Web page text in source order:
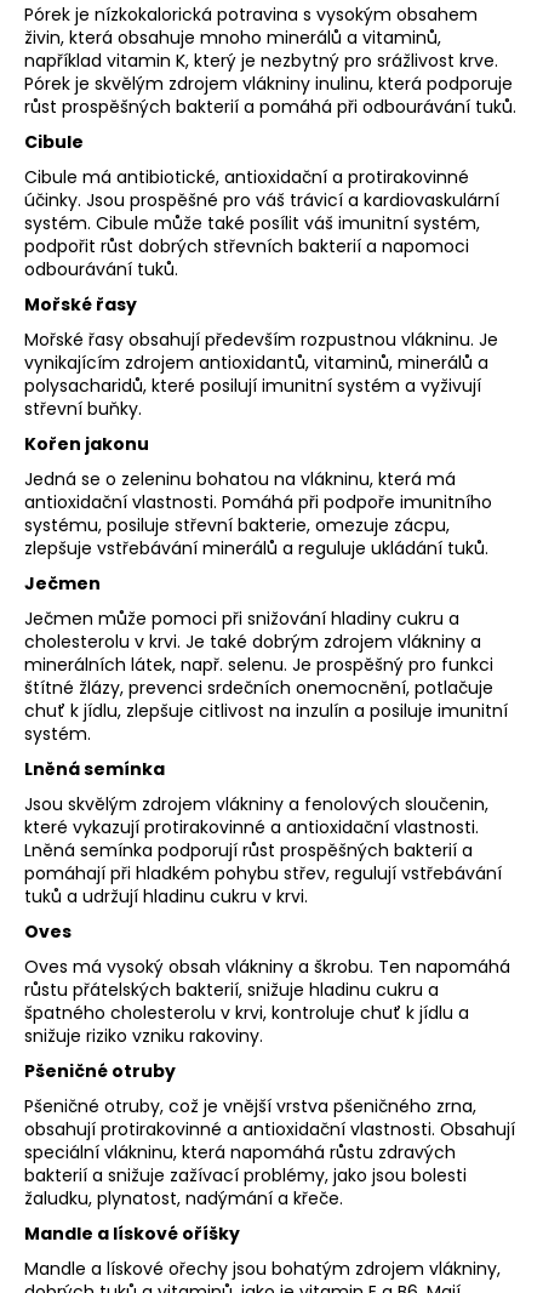
Pórek je nízkokalorická potravina s vysokým obsahem
živin, která obsahuje mnoho minerálů a vitaminů,
například vitamin K, který je nezbytný pro srážlivost krve.
Pórek je skvělým zdrojem vlákniny inulinu, která podporuje
růst prospěšných bakterií a pomáhá při odbourávání tuků.
Cibule
Cibule má antibiotické, antioxidační a protirakovinné
účinky. Jsou prospěšné pro váš trávicí a kardiovaskulární
systém. Cibule může také posílit váš imunitní systém,
podpořit růst dobrých střevních bakterií a napomoci
odbourávání tuků.
Mořské řasy
Mořské řasy obsahují především rozpustnou vlákninu. Je
vynikajícím zdrojem antioxidantů, vitaminů, minerálů a
polysacharidů, které posilují imunitní systém a vyživují
střevní buňky.
Kořen jakonu
Jedná se o zeleninu bohatou na vlákninu, která má
antioxidační vlastnosti. Pomáhá při podpoře imunitního
systému, posiluje střevní bakterie, omezuje zácpu,
zlepšuje vstřebávání minerálů a reguluje ukládání tuků.
Ječmen
Ječmen může pomoci při snižování hladiny cukru a
cholesterolu v krvi. Je také dobrým zdrojem vlákniny a
minerálních látek, např. selenu. Je prospěšný pro funkci
štítné žlázy, prevenci srdečních onemocnění, potlačuje
chuť k jídlu, zlepšuje citlivost na inzulín a posiluje imunitní
systém.
Lněná semínka
Jsou skvělým zdrojem vlákniny a fenolových sloučenin,
které vykazují protirakovinné a antioxidační vlastnosti.
Lněná semínka podporují růst prospěšných bakterií a
pomáhají při hladkém pohybu střev, regulují vstřebávání
tuků a udržují hladinu cukru v krvi.
Oves
Oves má vysoký obsah vlákniny a škrobu. Ten napomáhá
růstu přátelských bakterií, snižuje hladinu cukru a
špatného cholesterolu v krvi, kontroluje chuť k jídlu a
snižuje riziko vzniku rakoviny.
Pšeničné otruby
Pšeničné otruby, což je vnější vrstva pšeničného zrna,
obsahují protirakovinné a antioxidační vlastnosti. Obsahují
speciální vlákninu, která napomáhá růstu zdravých
bakterií a snižuje zažívací problémy, jako jsou bolesti
žaludku, plynatost, nadýmání a křeče.
Mandle a lískové oříšky
Mandle a lískové ořechy jsou bohatým zdrojem vlákniny,